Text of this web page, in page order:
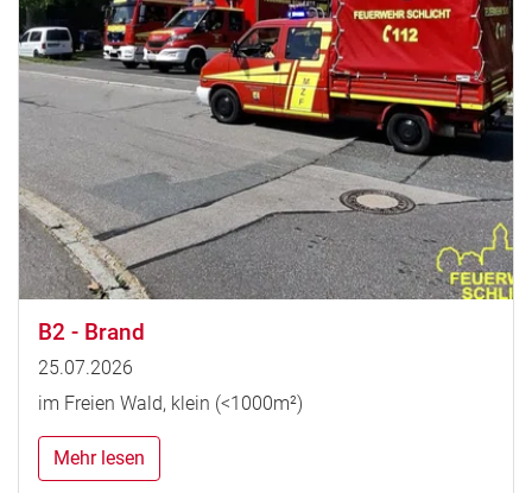
B2 - Brand
25.07.2026
im Freien Wald, klein (<1000m²)
Mehr lesen